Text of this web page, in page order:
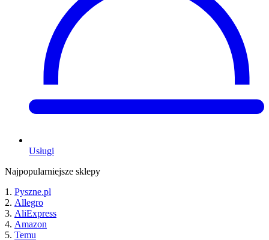
Usługi
Najpopularniejsze sklepy
Pyszne.pl
Allegro
AliExpress
Amazon
Temu